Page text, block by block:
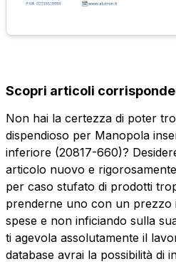
Scopri articoli
Non hai la certezza di poter
dispendioso per Manopola
inferiore (20817-660)?
articolo nuovo e
per caso stufato di prodotti
prenderne uno con un prezzo
spese e non inficiando sulla
ti agevola assolutamente il
database avrai la possibilità di